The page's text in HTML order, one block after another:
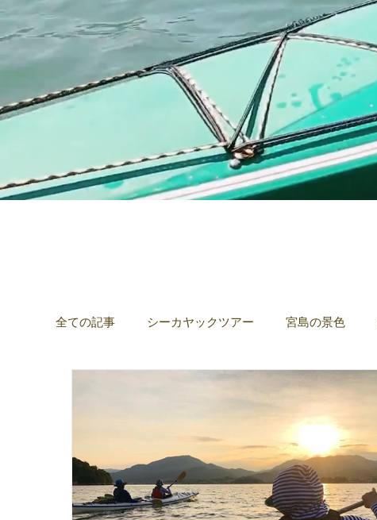
全ての記事 シーカヤックツアー 宮島の景色